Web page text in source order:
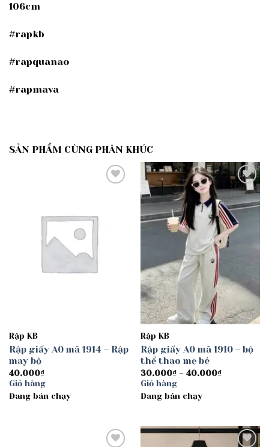
106cm
#rapkb
#rapquanao
#rapmava
SẢN PHẨM CÙNG PHÂN KHÚC
Rập KB
Rập giấy A0 mã 1914 – Rập
may bộ
40.000₫
Giỏ hàng
Đang bán chạy
Add to
wishlist
Rập KB
Rập giấy A0 mã 1910 – bộ
thể thao mẹ bé
30.000₫ – 40.000₫Khoảng
Giỏ hàng
Đang bán chạy